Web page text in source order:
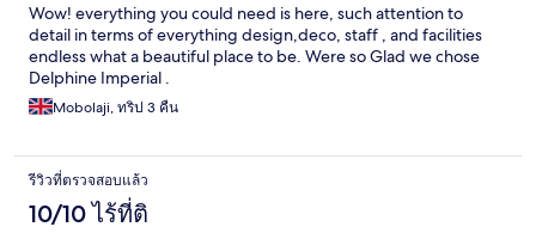
Wow! everything you could need is here, such attention to
detail in terms of everything design,deco, staff , and facilities
endless what a beautiful place to be. Were so Glad we chose
Delphine Imperial .
Mobolaji, ทริป 3 คืน
รีวิวที่ตรวจสอบแล้ว
10/10 ไร้ที่ติ